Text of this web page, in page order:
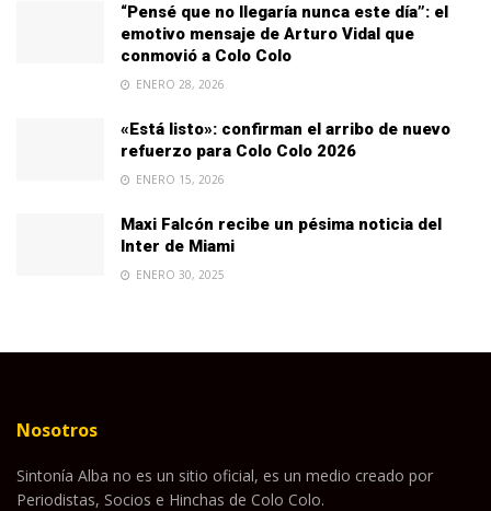
“Pensé que no llegaría nunca este día”: el
emotivo mensaje de Arturo Vidal que
conmovió a Colo Colo
ENERO 28, 2026
«Está listo»: confirman el arribo de nuevo
refuerzo para Colo Colo 2026
ENERO 15, 2026
Maxi Falcón recibe un pésima noticia del
Inter de Miami
ENERO 30, 2025
Nosotros
Sintonía Alba no es un sitio oficial, es un medio creado por
Periodistas, Socios e Hinchas de Colo Colo.